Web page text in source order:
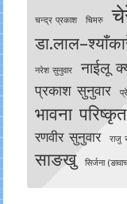
चन्द्र प्रकाश चिमरु
नरेश सुनुवार नाईलू
प्रकाश सुनुवार
भावना परिष्कृत
रणवीर सुनुवार राजु
साङखु सिर्जना